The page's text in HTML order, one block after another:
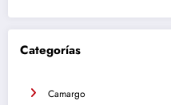
Categorías
Camargo